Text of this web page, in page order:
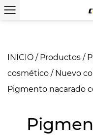
INICIO / Productos /
cosmético / Nuevo
Pigmento nacarado